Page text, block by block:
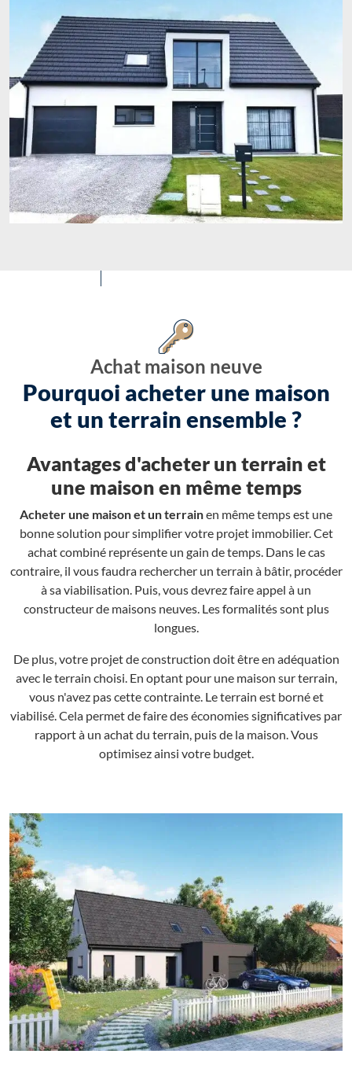
Achat maison neuve
Pourquoi acheter une maison
et un terrain ensemble ?
Avantages d'acheter un terrain et
une maison en même temps
Acheter une maison et un terrainen même temps est une
bonne solution pour simplifier votre projet immobilier. Cet
achat combiné représente un gain de temps. Dans le cas
contraire, il vous faudra rechercher un terrain à bâtir, procéder
à sa viabilisation. Puis, vous devrez faire appel à un
constructeur de maisons neuves. Les formalités sont plus
longues.
De plus, votre projet de construction doit être en adéquation
avec le terrain choisi. En optant pour une maison sur terrain,
vous n'avez pas cette contrainte. Le terrain est borné et
viabilisé. Cela permet de faire des économies significatives par
rapport à un achat du terrain, puis de la maison. Vous
optimisez ainsi votre budget.